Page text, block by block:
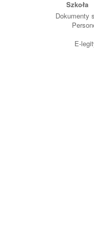
Szkoła
Dokumenty
E-